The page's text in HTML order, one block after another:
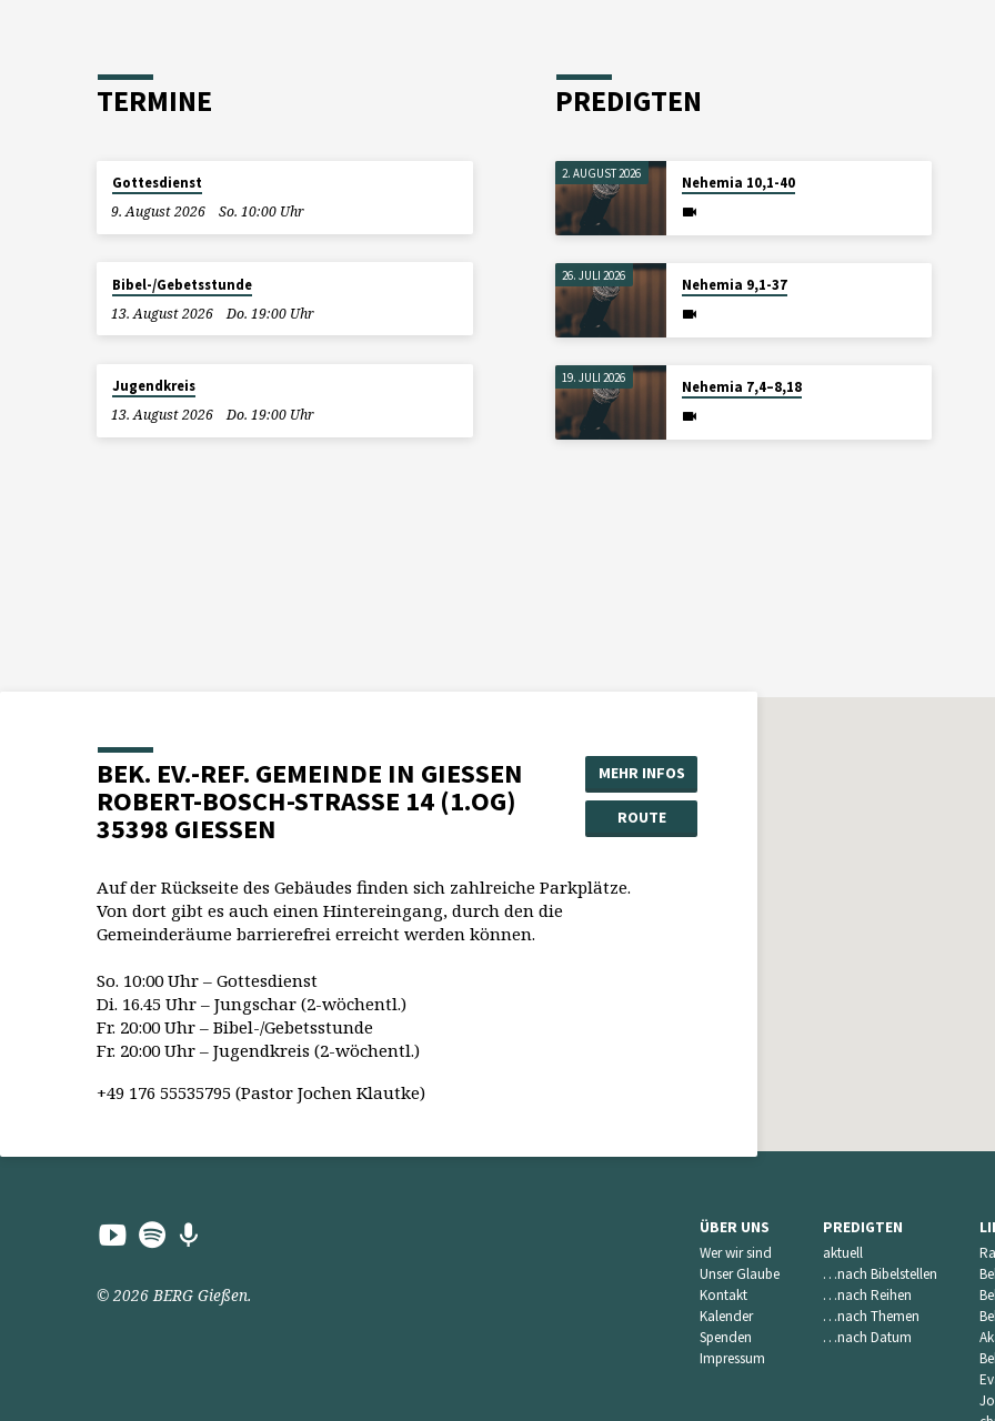
TERMINE
Gottesdienst
9. August 2026
So. 10:00 Uhr
Bibel-/Gebetsstunde
13. August 2026
Do. 19:00 Uhr
Jugendkreis
13. August 2026
Do. 19:00 Uhr
PREDIGTEN
2. AUGUST 2026
Nehemia 10,1-40
26. JULI 2026
Nehemia 9,1-37
19. JULI 2026
Nehemia 7,4–8,18
BEK. EV.-REF. GEMEINDE IN GIESSEN
ROBERT-BOSCH-STRASSE 14 (1.OG)
35398 GIESSEN
MEHR INFOS
ROUTE
Auf der Rückseite des Gebäudes finden sich zahlreiche Parkplätze.
Von dort gibt es auch einen Hintereingang, durch den die
Gemeinderäume barrierefrei erreicht werden können.
So. 10:00 Uhr – Gottesdienst
Di. 16.45 Uhr – Jungschar (2-wöchentl.)
Fr. 20:00 Uhr – Bibel-/Gebetsstunde
Fr. 20:00 Uhr – Jugendkreis (2-wöchentl.)
+49 176 55535795 (Pastor Jochen Klautke)
© 2026 BERG Gießen.
ÜBER UNS
Wer wir sind
Unser Glaube
Kontakt
Kalender
Spenden
Impressum
PREDIGTEN
aktuell
…nach Bibelstellen
…nach Reihen
…nach Themen
…nach Datum